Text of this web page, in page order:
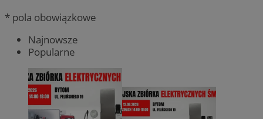
* pola obowiązkowe
Najnowsze
Popularne